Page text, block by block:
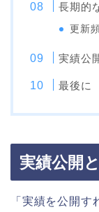
長期的
更新
実績公
最後に
実績公開
「実績を公開